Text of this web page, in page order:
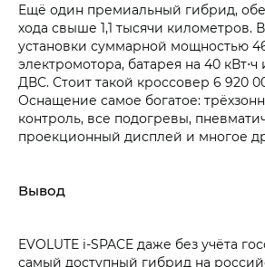
Ещё один премиальный гибрид,
хода свыше 1,1 тысячи километров.
установки суммарной мощностью
электромотора, батарея на 40 кВт⋅ч
ДВС. Стоит такой кроссовер 6 920
Оснащение самое богатое:
контроль, все подогревы,
проекционный дисплей и многое
Вывод
EVOLUTE i‑SPACE даже без учёта
самый доступный гибрид на